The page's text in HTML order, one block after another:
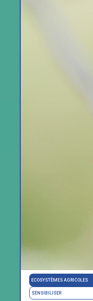
ECOSYSTÈMES AGRICOLES
SENSIBILISER